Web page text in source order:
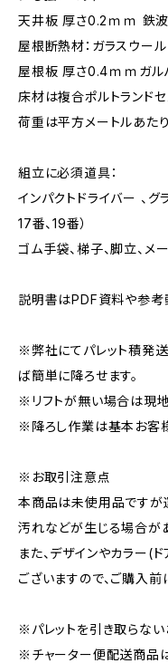
天井板 厚さ0.2ｍｍ 鉄
屋根断熱材：ガラスウール
屋根板 厚さ0.4ｍｍガル
床材は複合ポルトランド
荷重は平方メートルあた
組立に必須道具：
インパクトドライバー 、グ
17番、19番）
ゴム手袋、梯子、脚立、メ
説明書はPDF資料や参考
※弊社にてパレット積発送
ば簡単に降ろせます。
※リフトが無い場合は現
※降ろし作業は基本お客
※お取引注意点
本商品は未使用品ですが
汚れなどが生じる場合が
また、デザインやカラー(
ございますので、ご購入前
※パレットを引き取らない
※チャーター便配送商品